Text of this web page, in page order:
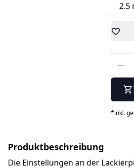
2.5
*inkl.
Produktbeschreibung
Die Einstellungen an der